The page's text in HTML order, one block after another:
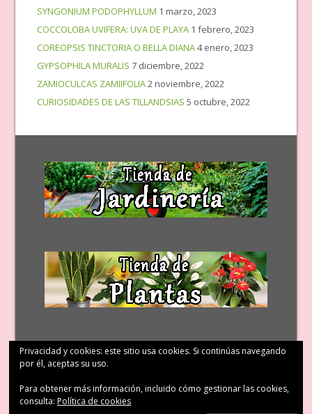
SYNGONIUM PODOPHYLLUM 1 marzo, 2023
COCCOLOBA UVIFERA: UVA DE PLAYA 1 febrero, 2023
COREOPSIS TINCTORIA O BELLA DIANA4 enero, 2023
GYPSOPHILA MURALIS 7 diciembre, 2022
ZAMIOCULCAS ZAMIIFOLIA2 noviembre, 2022
CURIOSIDADES DE LAS TILLANDSIAS 5 octubre, 2022
Privacidad y cookies: este sitio usa cookies. Si continúas navegando
por él, aceptas su uso.
Para obtener más información, incluido cómo gestionar las cookies,
consulta: Política de cookies